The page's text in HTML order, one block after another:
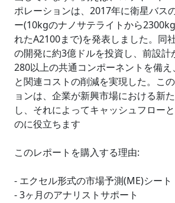
ポレーションは、2017年に衛星バス
ー(10kgのナノサテライトから
れたA2100まで)を発表しました。同
の開発に約3億ドルを投資し、前設計
280以上の共通コンポーネントを備
と関連コストの削減を実現した。こ
ョンは、企業が新興市場における新
し、それによってキャッシュフロー
のに役立ちます
このレポートを購入する理由:
- エクセル形式の市場予測(ME)シート
- 3ヶ月のアナリストサポート